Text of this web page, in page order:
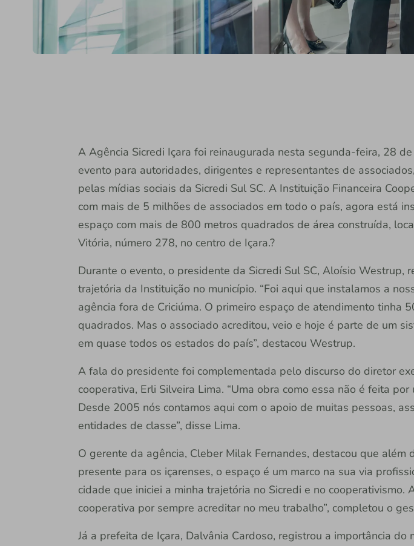
A Agência Sicredi Içara foi reinaugurada nesta segunda-feira, 28 de
evento para autoridades, dirigentes e representantes de
pelas mídias sociais da Sicredi Sul SC. A Instituição Financeira
com mais de 5 milhões de associados em todo o país, agora está
espaço com mais de 800 metros quadrados de área construída,
Vitória, número 278, no centro de Içara.?
Durante o evento, o presidente da Sicredi Sul SC, Aloísio Westrup,
trajetória da Instituição no município. “Foi aqui que instalamos a
agência fora de Criciúma. O primeiro espaço de atendimento tinha
quadrados. Mas o associado acreditou, veio e hoje é parte de um
em quase todos os estados do país”, destacou Westrup.
A fala do presidente foi complementada pelo discurso do diretor
cooperativa, Erli Silveira Lima. “Uma obra como essa não é feita por
Desde 2005 nós contamos aqui com o apoio de muitas pessoas,
entidades de classe”, disse Lima.
O gerente da agência, Cleber Milak Fernandes, destacou que além
presente para os içarenses, o espaço é um marco na sua via
cidade que iniciei a minha trajetória no Sicredi e no cooperativismo.
cooperativa por sempre acreditar no meu trabalho”, completou o
Já a prefeita de Içara, Dalvânia Cardoso, registrou a importância do